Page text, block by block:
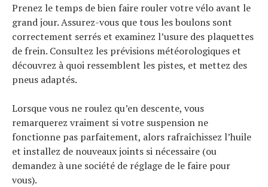
Prenez le temps de bien faire rouler votre vélo avant le
grand jour. Assurez-vous que tous les boulons sont
correctement serrés et examinez l’usure des plaquettes
de frein. Consultez les prévisions météorologiques et
découvrez à quoi ressemblent les pistes, et mettez des
pneus adaptés.
Lorsque vous ne roulez qu’en descente, vous
remarquerez vraiment si votre suspension ne
fonctionne pas parfaitement, alors rafraîchissez l’huile
et installez de nouveaux joints si nécessaire (ou
demandez à une société de réglage de le faire pour
vous).